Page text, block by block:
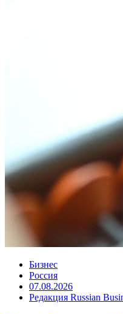
Бизнес
Россия
07.08.2026
Редакция Russian